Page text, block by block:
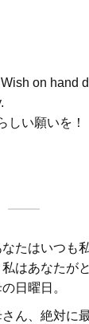
しい願いを！
たはいつも
はあなたが
日曜日。
ん、絶対に